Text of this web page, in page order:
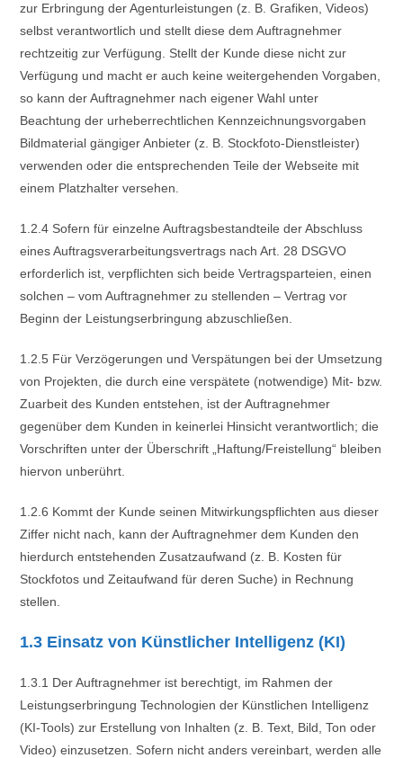
zur Erbringung der Agenturleistungen (z. B. Grafiken, Videos)
selbst verantwortlich und stellt diese dem Auftragnehmer
rechtzeitig zur Verfügung. Stellt der Kunde diese nicht zur
Verfügung und macht er auch keine weitergehenden Vorgaben,
so kann der Auftragnehmer nach eigener Wahl unter
Beachtung der urheberrechtlichen Kennzeichnungsvorgaben
Bildmaterial gängiger Anbieter (z. B. Stockfoto-Dienstleister)
verwenden oder die entsprechenden Teile der Webseite mit
einem Platzhalter versehen.
1.2.4 Sofern für einzelne Auftragsbestandteile der Abschluss
eines Auftragsverarbeitungsvertrags nach Art. 28 DSGVO
erforderlich ist, verpflichten sich beide Vertragsparteien, einen
solchen – vom Auftragnehmer zu stellenden – Vertrag vor
Beginn der Leistungserbringung abzuschließen.
1.2.5 Für Verzögerungen und Verspätungen bei der Umsetzung
von Projekten, die durch eine verspätete (notwendige) Mit- bzw.
Zuarbeit des Kunden entstehen, ist der Auftragnehmer
gegenüber dem Kunden in keinerlei Hinsicht verantwortlich; die
Vorschriften unter der Überschrift „Haftung/Freistellung“ bleiben
hiervon unberührt.
1.2.6 Kommt der Kunde seinen Mitwirkungspflichten aus dieser
Ziffer nicht nach, kann der Auftragnehmer dem Kunden den
hierdurch entstehenden Zusatzaufwand (z. B. Kosten für
Stockfotos und Zeitaufwand für deren Suche) in Rechnung
stellen.
1.3 Einsatz von Künstlicher Intelligenz (KI)
1.3.1 Der Auftragnehmer ist berechtigt, im Rahmen der
Leistungserbringung Technologien der Künstlichen Intelligenz
(KI-Tools) zur Erstellung von Inhalten (z. B. Text, Bild, Ton oder
Video) einzusetzen. Sofern nicht anders vereinbart, werden alle